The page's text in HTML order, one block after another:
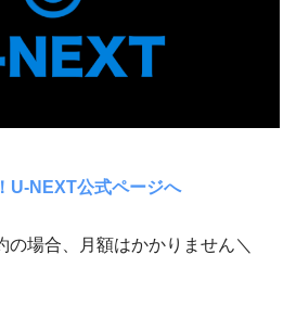
U-NEXT公式ページへ
の場合、月額はかかりません＼